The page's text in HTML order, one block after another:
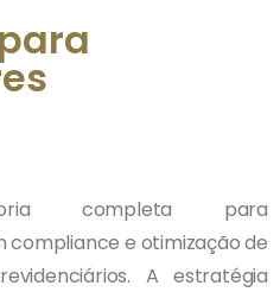
completa para
e otimização de
A estratégia